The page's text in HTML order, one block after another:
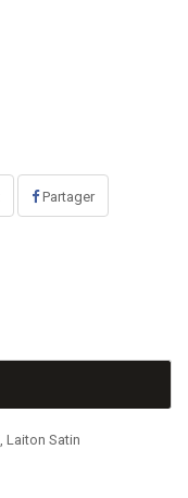
Partager
Laiton Satin